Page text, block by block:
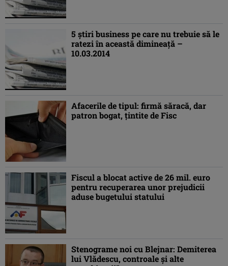
5 ştiri business pe care nu trebuie să le
ratezi în această dimineaţă –
10.03.2014
Afacerile de tipul: firmă săracă, dar
patron bogat, ţintite de Fisc
Fiscul a blocat active de 26 mil. euro
pentru recuperarea unor prejudicii
aduse bugetului statului
Stenograme noi cu Blejnar: Demiterea
lui Vlădescu, controale şi alte